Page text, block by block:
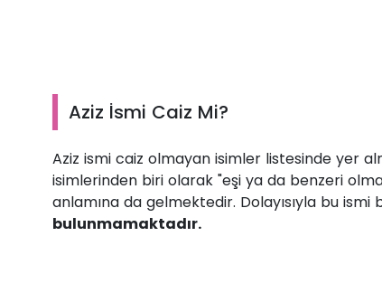
Aziz İsmi Caiz Mi?
Aziz ismi caiz olmayan isimler listesinde yer
isimlerinden biri olarak "eşi ya da benzeri
anlamına da gelmektedir. Dolayısıyla bu
bulunmamaktadır.